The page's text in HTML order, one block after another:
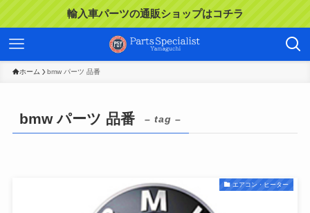
輸入車パーツの通販ショップはコチラ
ホーム bmw パーツ 品番
bmw パーツ 品番 – tag –
エアコン・ヒーター